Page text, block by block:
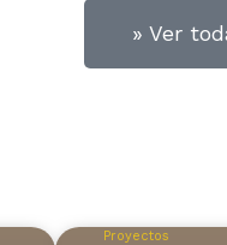
» Ver
Proyectos